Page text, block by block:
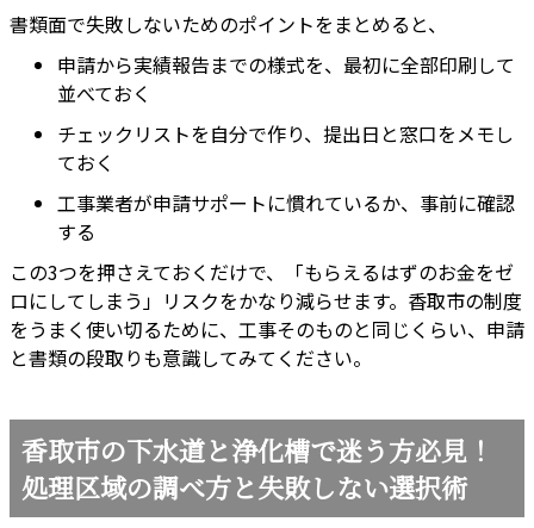
書類面で失敗しないためのポイントをまとめると、
申請から実績報告までの様式を、最初に全部印刷して
並べておく
チェックリストを自分で作り、提出日と窓口をメモし
ておく
工事業者が申請サポートに慣れているか、事前に確認
する
この3つを押さえておくだけで、「もらえるはずのお金をゼ
ロにしてしまう」リスクをかなり減らせます。香取市の制度
をうまく使い切るために、工事そのものと同じくらい、申請
と書類の段取りも意識してみてください。
香取市の下水道と浄化槽で迷う方必見！
処理区域の調べ方と失敗しない選択術